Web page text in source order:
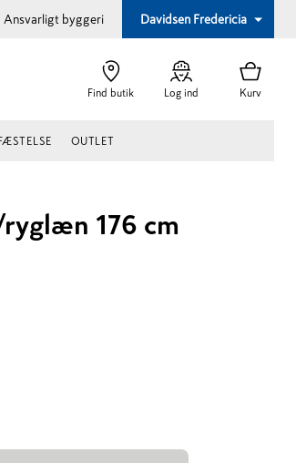
Ansvarligt byggeri Davidsen Fredericia
Find butik Log ind Kurv
OUTLET
176 cm